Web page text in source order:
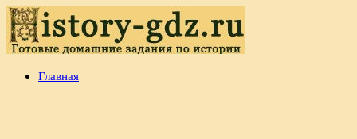
Перейти
к
содержимому
history-
ГотовыеГлавная